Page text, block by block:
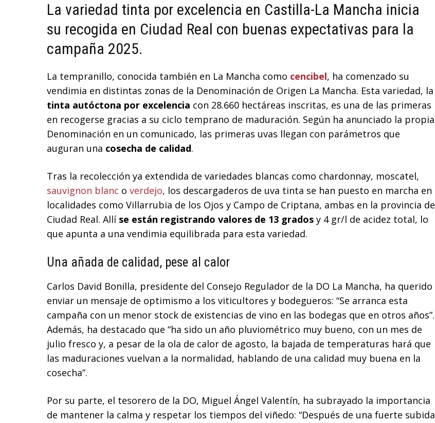
La variedad tinta por excelencia en Castilla-La Mancha inicia
su recogida en Ciudad Real con buenas expectativas para la
campaña 2025.
La tempranillo, conocida también en La Mancha como cencibel, ha comenzado su
vendimia en distintas zonas de la Denominación de Origen La Mancha. Esta variedad, la
tinta autóctona por excelencia con 28.660 hectáreas inscritas, es una de las primeras
en recogerse gracias a su ciclo temprano de maduración. Según ha anunciado la propia
Denominación en un comunicado, las primeras uvas llegan con parámetros que
auguran una cosecha de calidad.
Tras la recolección ya extendida de variedades blancas como chardonnay, moscatel,
sauvignon blanc o verdejo, los descargaderos de uva tinta se han puesto en marcha en
localidades como Villarrubia de los Ojos y Campo de Criptana, ambas en la provincia de
Ciudad Real. Allí se están registrando valores de 13 grados y 4 gr/l de acidez total, lo
que apunta a una vendimia equilibrada para esta variedad.
Una añada de calidad, pese al calor
Carlos David Bonilla, presidente del Consejo Regulador de la DO La Mancha, ha querido
enviar un mensaje de optimismo a los viticultores y bodegueros: “Se arranca esta
campaña con un menor stock de existencias de vino en las bodegas que en otros años”.
Además, ha destacado que “ha sido un año pluviométrico muy bueno, con un mes de
julio fresco y, a pesar de la ola de calor de agosto, la bajada de temperaturas hará que
las maduraciones vuelvan a la normalidad, hablando de una calidad muy buena en la
cosecha”.
Por su parte, el tesorero de la DO, Miguel Ángel Valentín, ha subrayado la importancia
de mantener la calma y respetar los tiempos del viñedo: “Después de una fuerte subida